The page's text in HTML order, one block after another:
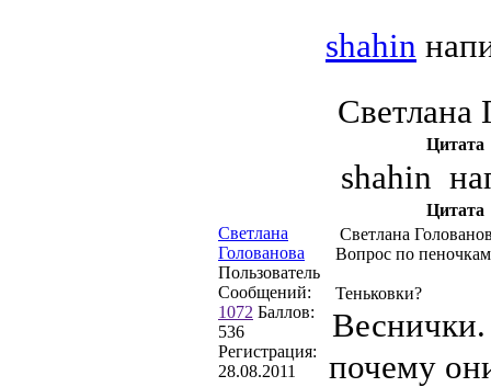
Светлана
Голованова
Пользователь
Сообщений:
1072 Баллов:
536
Регистрация:
28.08.2011
shahin
Светлана
Цитата
shahin
Цитата
Светлана
Вопрос по
Теньковки?
Веснички.
почему